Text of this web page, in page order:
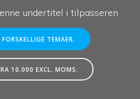
undertitel i tilpasseren
TEMAER.
10.000 EXCL. MOMS.